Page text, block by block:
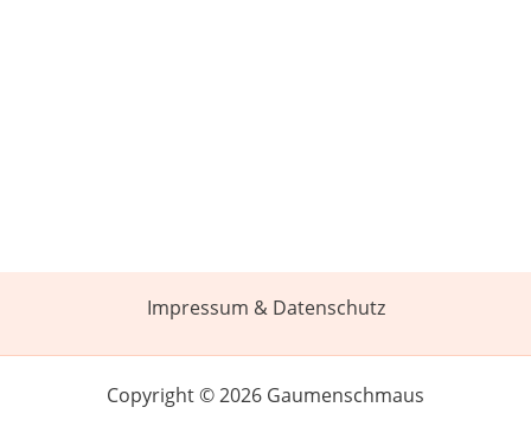
Impressum & Datenschutz
Copyright © 2026 Gaumenschmaus